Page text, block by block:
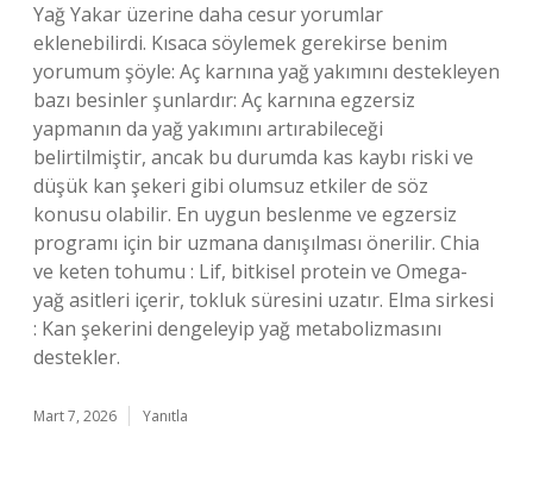
Yağ Yakar üzerine daha cesur yorumlar
eklenebilirdi. Kısaca söylemek gerekirse benim
yorumum şöyle: Aç karnına yağ yakımını destekleyen
bazı besinler şunlardır: Aç karnına egzersiz
yapmanın da yağ yakımını artırabileceği
belirtilmiştir, ancak bu durumda kas kaybı riski ve
düşük kan şekeri gibi olumsuz etkiler de söz
konusu olabilir. En uygun beslenme ve egzersiz
programı için bir uzmana danışılması önerilir. Chia
ve keten tohumu : Lif, bitkisel protein ve Omega-
yağ asitleri içerir, tokluk süresini uzatır. Elma sirkesi
: Kan şekerini dengeleyip yağ metabolizmasını
destekler.
Mart 7, 2026 Yanıtla